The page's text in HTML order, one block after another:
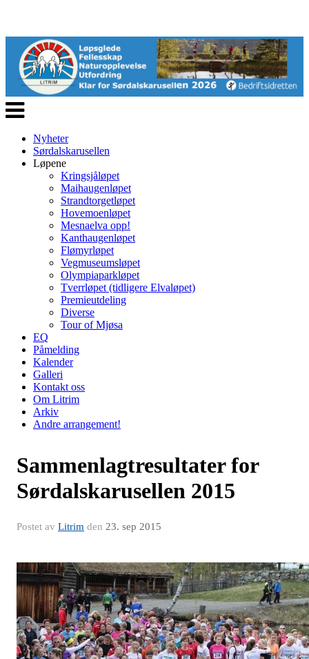
Veksle
navigasjon
Nyheter
Sørdalskarusellen
Løpene
Kringsjåløpet
Maihaugenløpet
Strandtorgetløpet
Hovemoenløpet
Mesnaelva opp!
Kanthaugenløpet
Flømyrløpet
Vegmuseumsløpet
Olympiaparkløpet
Tverrløpet (tidligere Elvaløpet)
Premieutdeling
Diverse
Tour of Mjøsa
EQ
Påmelding
Kalender
Galleri
Kontakt oss
Om Litrim
Arkiv
Andre arrangement!
Sammenlagtresultater for
Sørdalskarusellen 2015
Postet av Litrim den 23. sep 2015